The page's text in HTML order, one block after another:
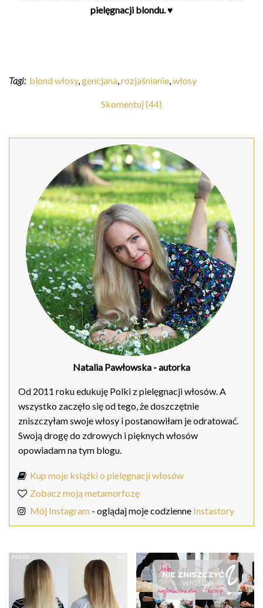
pielęgnacji blondu. ♥
Tagi: blond włosy, gencjana rozjaśnianie włosy
Skomentuj (44)
Natalia Pawłowska - autorka
Od 2011 roku edukuję Polki z pielęgnacji włosów. A
wszystko zaczęło się od tego, że doszczętnie
zniszczyłam swoje włosy i postanowiłam je odratować.
Swoją drogę do zdrowych i pięknych włosów
opowiadam na tym blogu.
Kup moje książki o pielęgnacji włosów
Zobacz moją metamorfozę
Mój Instagram - oglądaj moje codzienne Instastory